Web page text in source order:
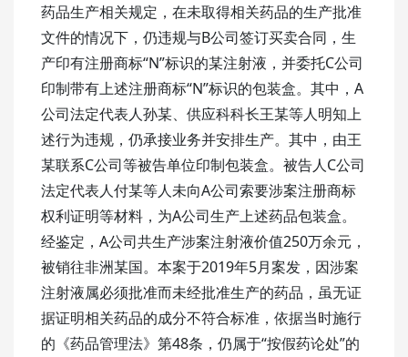
药品生产相关规定，在未取得相关药品的生产批准
文件的情况下，仍违规与B公司签订买卖合同，生
产印有注册商标“N”标识的某注射液，并委托C公司
印制带有上述注册商标“N”标识的包装盒。其中，A
公司法定代表人孙某、供应科科长王某等人明知上
述行为违规，仍承接业务并安排生产。其中，由王
某联系C公司等被告单位印制包装盒。被告人C公司
法定代表人付某等人未向A公司索要涉案注册商标
权利证明等材料，为A公司生产上述药品包装盒。
经鉴定，A公司共生产涉案注射液价值250万余元，
被销往非洲某国。本案于2019年5月案发，因涉案
注射液属必须批准而未经批准生产的药品，虽无证
据证明相关药品的成分不符合标准，依据当时施行
的《药品管理法》第48条，仍属于“按假药论处”的